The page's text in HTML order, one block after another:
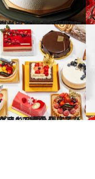
リーホテルの予約必須な 絶品クリスマスショートケーキ5選♪
メ
のクリスマスケーキ24種】限定品だけ！すべて網羅！
メ